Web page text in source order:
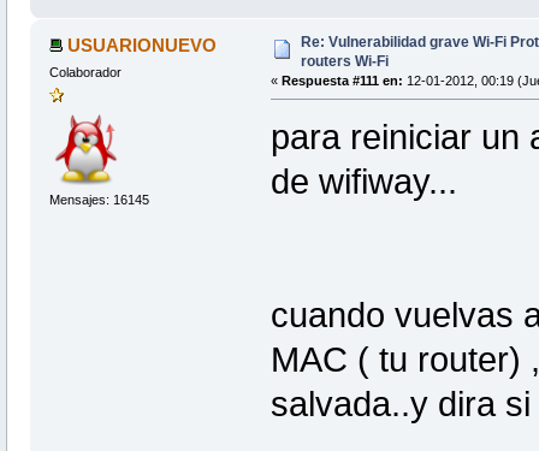
USUARIONUEVO
Colaborador
Mensajes: 16145
Re: Vulnerabilidad grave Wi-Fi
routers Wi-Fi
« Respuesta #111 en: 12-01-2012, 00:19
para reiniciar un
de wifiway...
cuando vuelvas
MAC ( tu router)
salvada..y dira